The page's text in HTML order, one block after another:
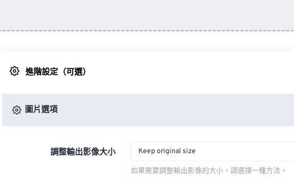
進階設定（可選）
圖片選項
調整輸出影像大小 Keep original size
如果需要調整輸出影像的大小，請選擇一種方法。